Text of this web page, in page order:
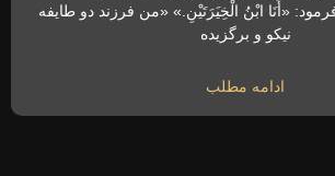
«أَنَا ابْنُ الْخِیَرَتَیْنِ.» «من فرزند دو طایفه
نیکو و برگزیده
ادامه مطلب